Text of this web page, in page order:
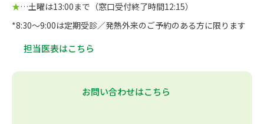
★…土曜は13:00まで（窓口受付終了時間12:15）
*8:30～9:00は定期受診／発熱外来のご予約のある方に限ります
担当医表はこちら
お問い合わせはこちら